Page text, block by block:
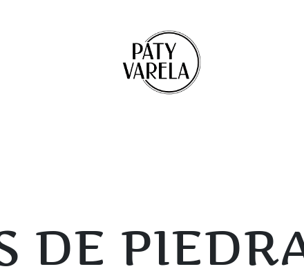
DE